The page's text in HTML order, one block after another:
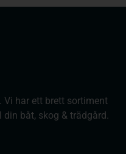
Vi har ett brett sortiment
båt, skog & trädgård.